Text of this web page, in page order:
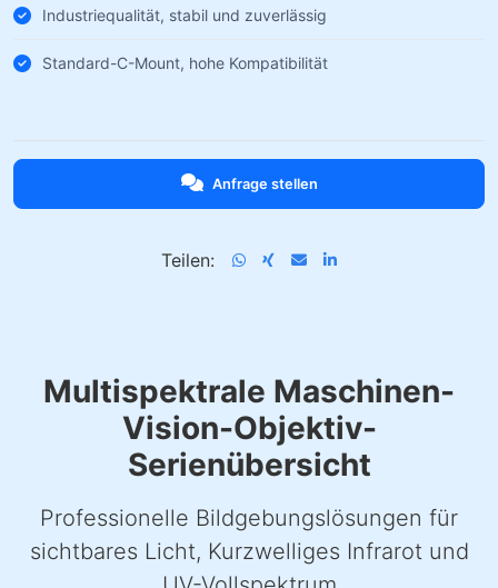
Industriequalität, stabil und zuverlässig
Standard-C-Mount, hohe Kompatibilität
Anfrage stellen
Teilen:
Multispektrale Maschinen-
Vision-Objektiv-
Serienübersicht
Professionelle Bildgebungslösungen für
sichtbares Licht, Kurzwelliges Infrarot und